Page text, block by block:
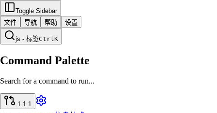
Toggle Sidebar
文件
导航 帮助 设置
js - 标签CtrlK
Command Palette
Search for a command to run...
1.1.1